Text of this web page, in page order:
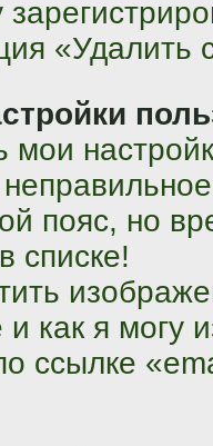
«Удалить
мои
пояс, но
списке!
как я могу
ссылке